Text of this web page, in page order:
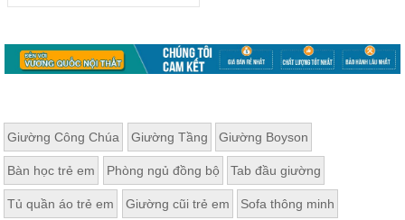
Giường Công Chúa Giường Tầng Giường Boyson
Bàn học trẻ em Phòng ngủ đồng bộ Tab đầu giường
Tủ quần áo trẻ em Giường cũi trẻ em Sofa thông minh